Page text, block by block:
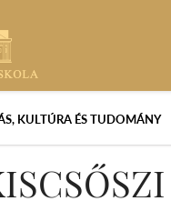
KULTÚRA ÉS TUDOMÁNY